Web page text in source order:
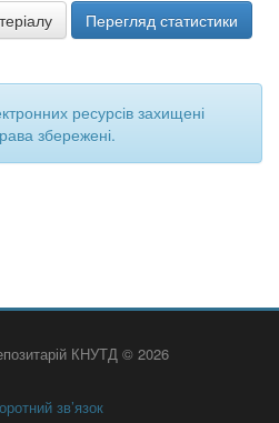
Перегляд статистики
ресурсів захищені
збережені.
КНУТД © 2026
зв’язок